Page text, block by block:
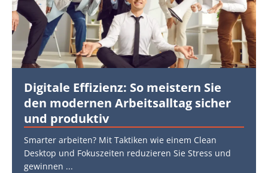
Digitale Effizienz: So meistern Sie
den modernen Arbeitsalltag sicher
und produktiv
Smarter arbeiten? Mit Taktiken wie einem Clean
Desktop und Fokuszeiten reduzieren Sie Stress und
gewinnen ...